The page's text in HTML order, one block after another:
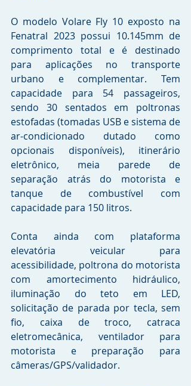
O modelo Volare Fly 10 exposto na
Fenatral 2023 possui 10.145mm de
comprimento total e é destinado
para aplicações no transporte
urbano e complementar. Tem
capacidade para 54 passageiros,
sendo 30 sentados em poltronas
estofadas (tomadas USB e sistema de
ar-condicionado dutado como
opcionais disponíveis), itinerário
eletrônico, meia parede de
separação atrás do motorista e
tanque de combustível com
capacidade para 150 litros.
Conta ainda com plataforma
elevatória veicular para
acessibilidade, poltrona do motorista
com amortecimento hidráulico,
iluminação do teto em LED,
solicitação de parada por tecla, sem
fio, caixa de troco, catraca
eletromecânica, ventilador para
motorista e preparação para
câmeras/GPS/validador.